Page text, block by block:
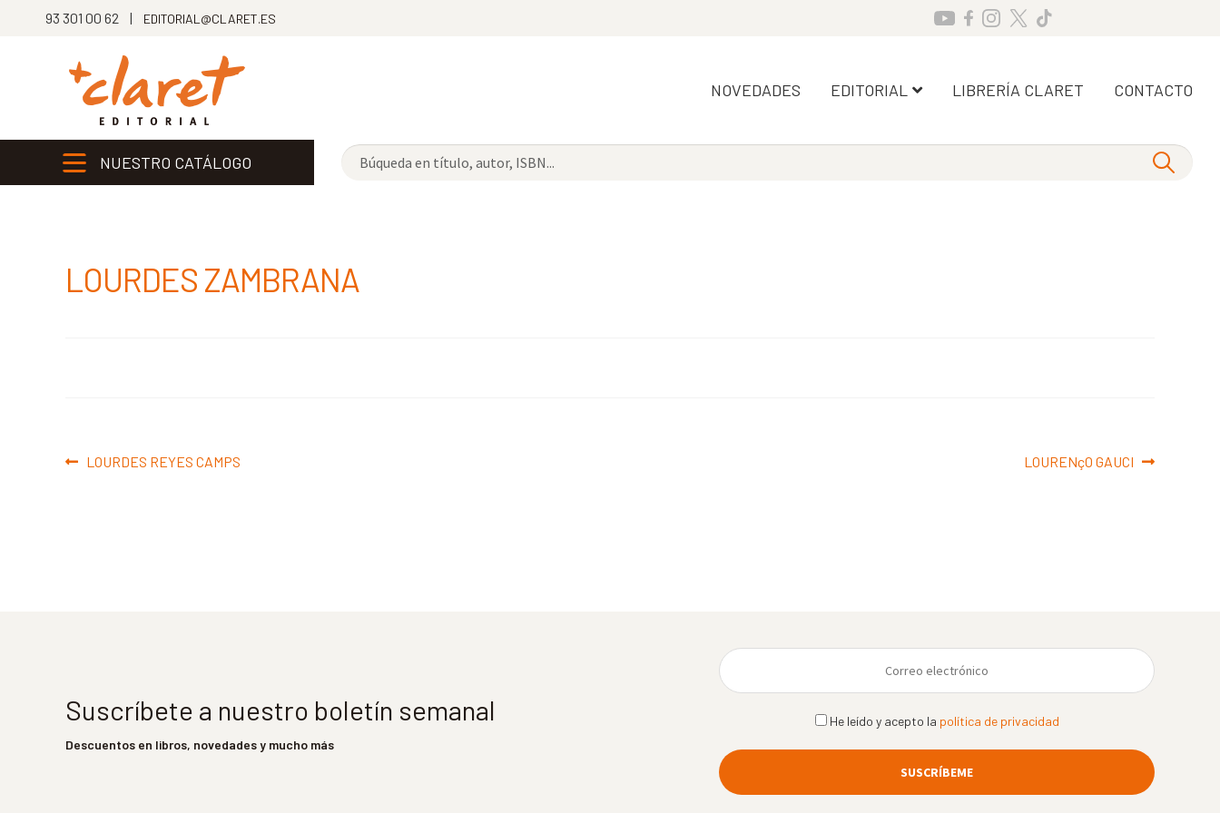
93 301 00 62 | EDITORIAL@CLARET.ES
NOVEDADES EDITORIAL LIBRERÍA CLARET CONTACTO
NUESTRO CATÁLOGO
LOURDES ZAMBRANA
Navegación
Anterior:
LOURDES REYES CAMPS Siguiente:
LOURENçO GAUCI
Suscríbete a nuestro boletín semanal
Descuentos en libros, novedades y mucho más
He leído y acepto la política de privacidad